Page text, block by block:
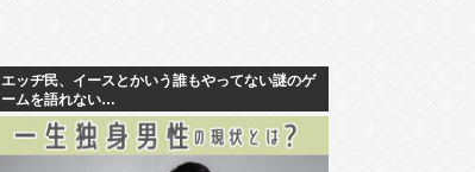
エッヂ民、イースとかいう誰もやってない謎のゲ
ームを語れない…